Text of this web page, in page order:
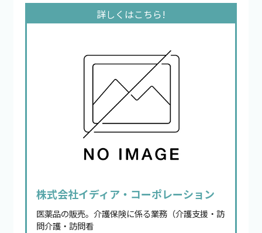
株式会社イディア・コーポレーション
医薬品の販売。介護保険に係る業務（介護支援・訪
問介護・訪問看